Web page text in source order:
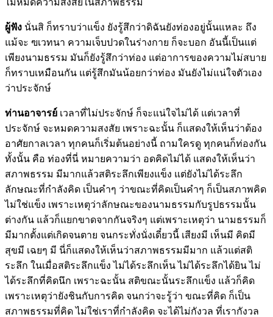
ผู้ฟัง นั่นสิ ก็ทราบว่าแข็ง ยังรู้สึกว่าดิฉันยังท่องอยู่นั้นแหละ ถึง
แม้จะ ฃเวทนา ความเจ็บปวดในร่างกาย ก็จะบอก อันนี้เป็นแต่
เพียงนามธรรม มันก็ยังรู้สึกว่าท่อง แต่อาการของความไม่สบาย
ก็ทราบเหมือนกัน แต่รู้สึกมันน้อยกว่าท่อง มันยังไม่แน่ใจตัวเอง
ว่าประจักษ์
ท่านอาจารย์ เวลาที่ไม่ประจักษ์ ก็จะแน่ใจไม่ได้ แต่เวลาที่
ประจักษ์ จะหมดความสงสัย เพราะฉะนั้น ก็แสดงให้เห็นว่าต้อง
อาศัยกาลเวลา ทุกคนก็เริ่มต้นอย่างนี้ ถามใครดู ทุกคนก็ท่องกัน
ทั้งนั้น คือ ท่องที่นี่ หมายความว่า อดคิดไม่ได้ แสดงให้เห็นว่า
สภาพธรรม มีมากแล้วสติระลึกเพียงแข็ง แต่ยังไม่ได้ระลึก
ลักษณะที่กำลังคิด เป็นคำๆ ว่าขณะที่คิดเป็นคำๆ ก็เป็นสภาพคิด
ไม่ใช่แข็ง เพราะเหตุว่าลักษณะของนามธรรมกับรูปธรรมนั้น
ต่างกัน แล้วก็แยกขาดจากกันจริงๆ แต่เพราะเหตุว่า นามธรรมก็
มีมากตั้งแต่เกิดจนตาย จนกระทั่งนั่งเดี๋ยวนี้ เสียงมี เห็นมี คิดมี
สุขมี เฉยๆ มี นี่ก็แสดงให้เห็นว่าสภาพธรรมมีมาก แล้วแต่สติ
ระลึก ในเมื่อสติระลึกแข็ง ไม่ได้ระลึกเห็น ไม่ได้ระลึกได้ยิน ไม่
ได้ระลึกที่คิดนึก เพราะฉะนั้น สติขณะนั้นระลึกแข็ง แล้วก็คิด
เพราะเหตุว่ายังชินกับการคิด จนกว่าจะรู้ว่า ขณะที่คิด ก็เป็น
สภาพธรรมที่คิด ไม่ใช่เราที่กำลังคิด จะได้ไม่กังวล ที่เรากังวล